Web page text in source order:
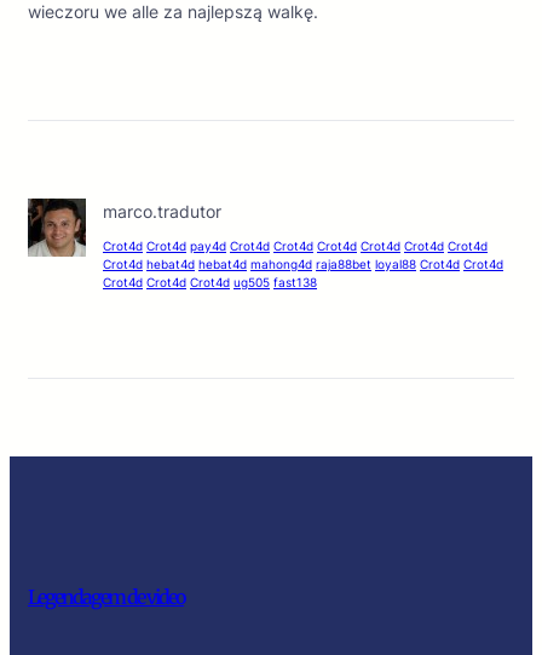
wieczoru we alle za najlepszą walkę.
marco.tradutor
Crot4d Crot4d pay4d Crot4d Crot4d Crot4d Crot4d Crot4d Crot4d
Crot4d hebat4d hebat4d mahong4d raja88bet loyal88 Crot4d Crot4d
Crot4d Crot4d Crot4d ug505 fast138
Legendagem de video